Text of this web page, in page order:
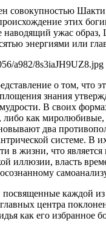
совокупностью
этих
ужас образ,
энергиями или
о том, что
знания
В своих
как миролюбивые,
два
системе. В
в жизни, что
иллюзии, власть
каждой из
центра
как его